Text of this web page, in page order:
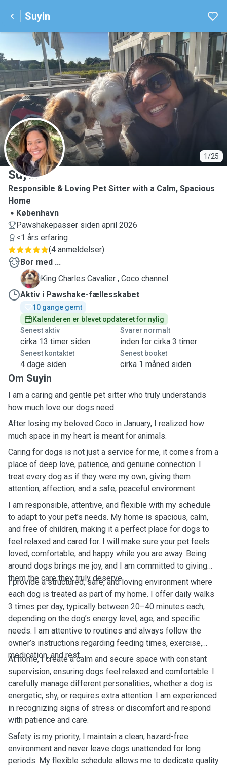
Suyin
1/25
S
Suyin
Responsible & Loving Pet Sitter with a Calm, Spacious
Home
København
Pawshakepasser siden april 2026
<1 års erfaring
(4 anmeldelser)
Bor med ...
C
King Charles Cavalier , Coco channel
Aktiv i Pawshake-fællesskabet
10 gange gemt
Kalenderen er blevet opdateret for nylig
Senest aktiv
cirka 13 timer siden
Svarer normalt
inden for cirka 3 timer
Senest kontaktet
4 dage siden
Senest booket
cirka 1 måned siden
Om Suyin
I am a caring and gentle pet sitter who truly understands
how much love our dogs need.
After losing my beloved Coco in January, I realized how
much space in my heart is meant for animals.
Caring for dogs is not just a service for me, it comes from a
place of deep love, patience, and genuine connection. I
treat every dog as if they were my own, giving them
attention, affection, and a safe, peaceful environment.
I am responsible, attentive, and flexible with my schedule
to adapt to your pet’s needs. My home is spacious, calm,
and free of children, making it a perfect place for dogs to
feel relaxed and cared for. I will make sure your pet feels
loved, comfortable, and happy while you are away. Being
around dogs brings me joy, and I am committed to giving
them the care they truly deserve.
I provide a structured, safe, and loving environment where
each dog is treated as part of my home. I offer daily walks
3 times per day, typically between 20–40 minutes each,
depending on the dog’s energy level, age, and specific
needs. I am attentive to routines and always follow the
owner’s instructions regarding feeding times, exercise,
medication, and rest.
At home, I create a calm and secure space with constant
supervision, ensuring dogs feel relaxed and comfortable. I
carefully manage different personalities, whether a dog is
energetic, shy, or requires extra attention. I am experienced
in recognizing signs of stress or discomfort and respond
with patience and care.
Safety is my priority, I maintain a clean, hazard-free
environment and never leave dogs unattended for long
periods. My flexible schedule allows me to dedicate quality